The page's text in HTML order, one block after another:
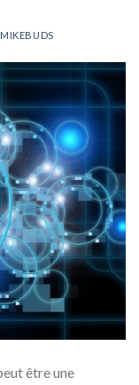
MIKEBUDS
être une